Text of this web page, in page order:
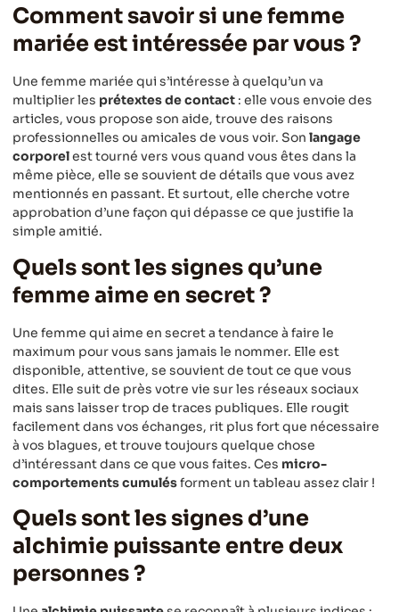
Comment savoir si une femme
mariée est intéressée par vous ?
Une femme mariée qui s’intéresse à quelqu’un va
multiplier les prétextes de contact : elle vous envoie des
articles, vous propose son aide, trouve des raisons
professionnelles ou amicales de vous voir. Son langage
corporelest tourné vers vous quand vous êtes dans la
même pièce, elle se souvient de détails que vous avez
mentionnés en passant. Et surtout, elle cherche votre
approbation d’une façon qui dépasse ce que justifie la
simple amitié.
Quels sont les signes qu’une
femme aime en secret ?
Une femme qui aime en secret a tendance à faire le
maximum pour vous sans jamais le nommer. Elle est
disponible, attentive, se souvient de tout ce que vous
dites. Elle suit de près votre vie sur les réseaux sociaux
mais sans laisser trop de traces publiques. Elle rougit
facilement dans vos échanges, rit plus fort que nécessaire
à vos blagues, et trouve toujours quelque chose
d’intéressant dans ce que vous faites. Ces micro-
comportements cumulésforment un tableau assez clair !
Quels sont les signes d’une
alchimie puissante entre deux
personnes ?